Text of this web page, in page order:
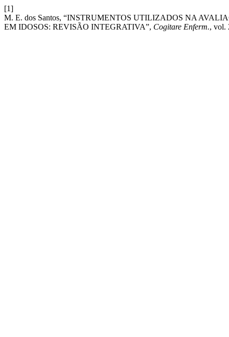
[1]
M. E. dos Santos, “INSTRUMENTOS UTILIZADOS NA
EM IDOSOS: REVISÃO INTEGRATIVA”, Cogitare Enferm., vol.